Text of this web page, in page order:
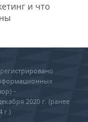
и что
–
2020 г. (ранее
г.)